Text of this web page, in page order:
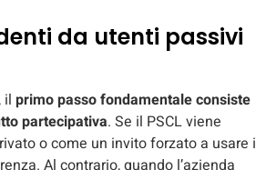
da utenti passivi
il primo passo fondamentale consiste
partecipativa. Se il PSCL viene
o come un invito forzato a usare i